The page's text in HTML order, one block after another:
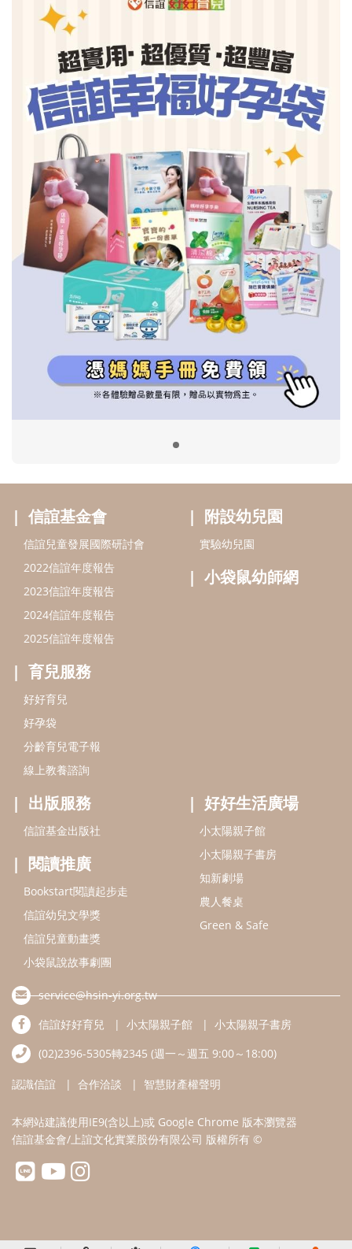
信誼基金會
2022信誼年度報告
2023信誼年度報告
2024信誼年度報告
好孕袋
分齡育兒電子報
線上教養諮詢
附設幼兒園
小袋鼠幼師網
出版服務
信誼基金出版社
閱讀推廣
Bookstart閱讀起步走
信誼幼兒文學獎
信誼兒童動畫獎
小袋鼠說故事劇團
service@hsin-yi.org.tw
信誼好好育兒
小太陽親子書房
(02)2396-5305轉2345 (週一～週五 9:00～18:00)
認識信誼 合作洽談 智慧財產權聲明
本網站建議使用IE9(含以上)或 Google Chrome 版本瀏覽器
信誼基金會/上誼文化實業股份有限公司 版權所有 ©